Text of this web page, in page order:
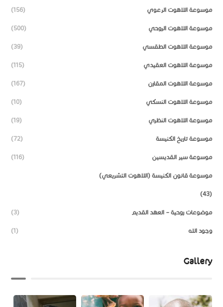
موسوعة اللاهوت الرعوي (156)
موسوعة اللاهوت الروحي (500)
موسوعة اللاهوت الطقسي (39)
موسوعة اللاهوت العقيدي (115)
موسوعة اللاهوت المقارن (167)
موسوعة اللاهوت النسكي (10)
موسوعة اللاهوت النظري (19)
موسوعة تاريخ الكنيسة (72)
موسوعة سير القديسين (116)
موسوعة قانون الكنيسة (اللاهوت التشريعي)
(43)
موضوعات روحية – العهد القديم (3)
وجود الله (1)
Gallery